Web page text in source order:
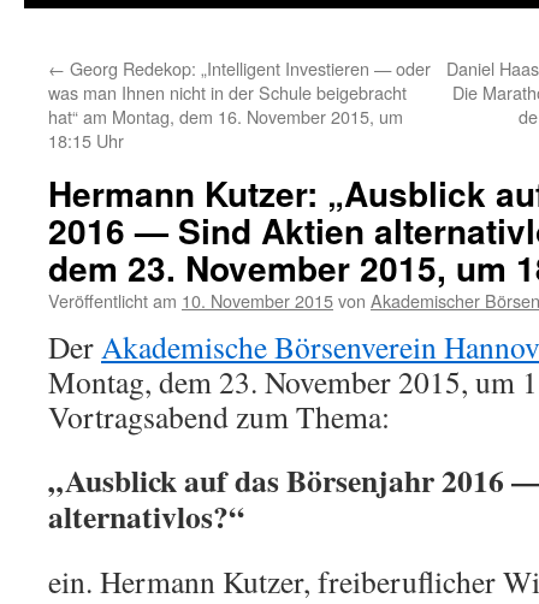
← Georg Redekop: „Intelligent Investieren — oder
was man Ihnen nicht in der Schule beigebracht
hat“ am Montag, dem 16. November 2015, um
18:15 Uhr
Daniel
Die
Hermann Kutzer: „Ausblick
2016 — Sind Aktien
dem 23. November 2015, um
Veröffentlicht am 10. November 2015von Akademischer
DerAkademische Börsenverein
Montag, dem 23. November 2015, um
Vortragsabend zum Thema:
„Ausblick auf das Börsenjahr 2016
alternativlos?“
ein. Hermann Kutzer, freiberuflicher